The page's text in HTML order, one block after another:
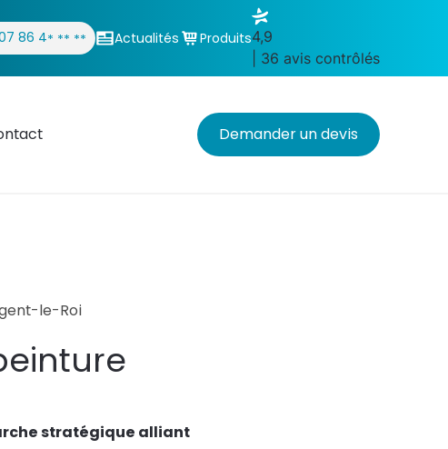
86 4* ** ** Actualités Produits4,9
| 36 avis contrôlés
Demander un devis
le-Roi
stratégique alliant